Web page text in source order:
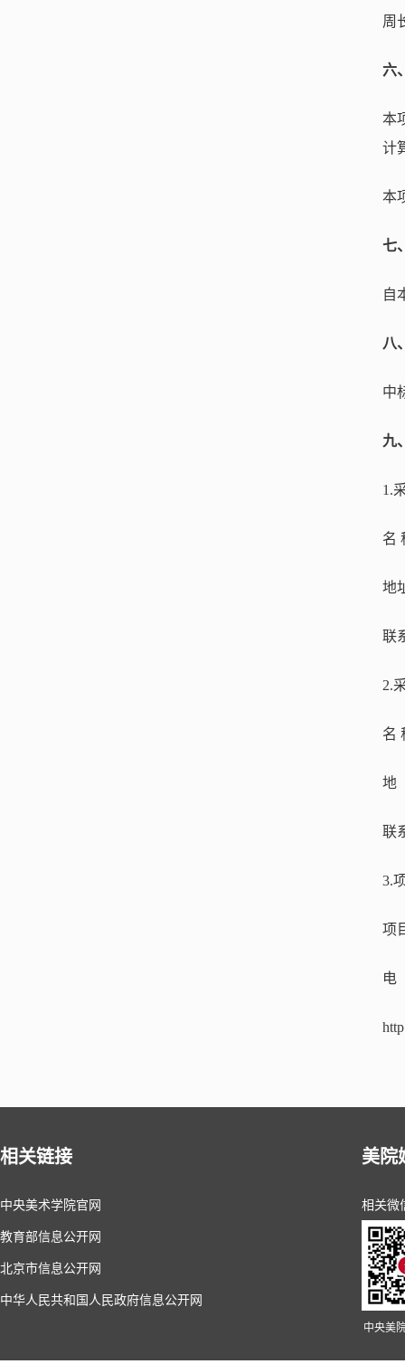
周
六
本
计
本
七
自
八
中
九
1.
联
2.
3.
项
电
相关链接
中央美术学院官网
教育部信息公开网
北京市信息公开网
中华人民共和国人民政府信息公开网
美院
相关微
中央美